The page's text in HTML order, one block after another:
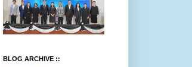
BLOG ARCHIVE ::